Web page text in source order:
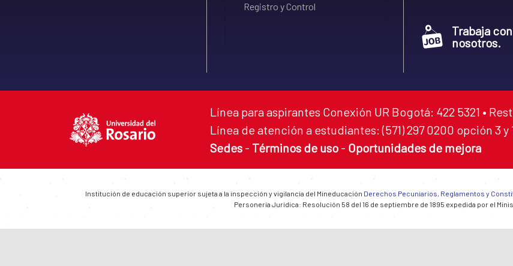
Registro y Control
Trabaja con
nosotros.
Línea para aspirantes Conexión UR Bogotá: 422 5321 •
Línea de atención a estudiantes: (571) 297 0200 opción 3 y
Sedes - Términos de uso - Oportunidades de mejora
Institución de educación superior sujeta a la inspección y vigilancia del Mineducación Derechos Pecuniarios, Reglamentos y
Personería Jurídica: Resolución 58 del 16 de septiembre de 1895 expedida por el